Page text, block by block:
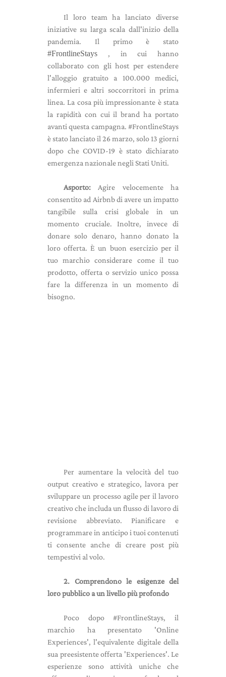
Il loro team ha lanciato diverse
iniziative su larga scala dall'inizio della
pandemia. Il primo è stato
#FrontlineStays , in cui hanno
collaborato con gli host per estendere
l'alloggio gratuito a 100.000 medici,
infermieri e altri soccorritori in prima
linea. La cosa più impressionante è stata
la rapidità con cui il brand ha portato
avanti questa campagna. #FrontlineStays
è stato lanciato il 26 marzo, solo 13 giorni
dopo che COVID-19 è stato dichiarato
emergenza nazionale negli Stati Uniti.
Asporto: Agire velocemente ha
consentito ad Airbnb di avere un impatto
tangibile sulla crisi globale in un
momento cruciale. Inoltre, invece di
donare solo denaro, hanno donato la
loro offerta. È un buon esercizio per il
tuo marchio considerare come il tuo
prodotto, offerta o servizio unico possa
fare la differenza in un momento di
bisogno.
Per aumentare la velocità del tuo
output creativo e strategico, lavora per
sviluppare un processo agile per il lavoro
creativo che includa un flusso di lavoro di
revisione abbreviato. Pianificare e
programmare in anticipo i tuoi contenuti
ti consente anche di creare post più
tempestivi al volo.
2. Comprendono le esigenze del
loro pubblico a un livello più profondo
Poco dopo #FrontlineStays, il
marchio ha presentato 'Online
Experiences', l'equivalente digitale della
sua preesistente offerta 'Experiences'. Le
esperienze sono attività uniche che